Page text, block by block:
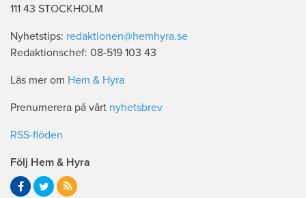
111 43 STOCKHOLM
Nyhetstips: redaktionen@hemhyra.se
Redaktionschef: 08-519 103 43
Läs mer om Hem & Hyra
Prenumerera på vårt nyhetsbrev
RSS-flöden
Följ Hem & Hyra